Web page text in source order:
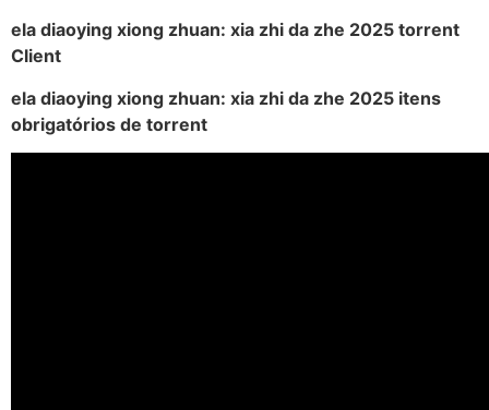
ela diaoying xiong zhuan: xia zhi da zhe 2025 torrent
Client
ela diaoying xiong zhuan: xia zhi da zhe 2025 itens
obrigatórios de torrent